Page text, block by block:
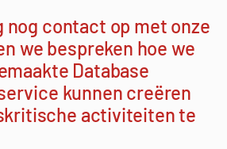
nog contact op met onze
we bespreken hoe we
Database
kunnen creëren
activiteiten te